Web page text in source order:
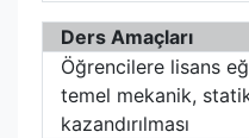
Ders Amaçları
Öğrencilere lisans
temel mekanik,
kazandırılması